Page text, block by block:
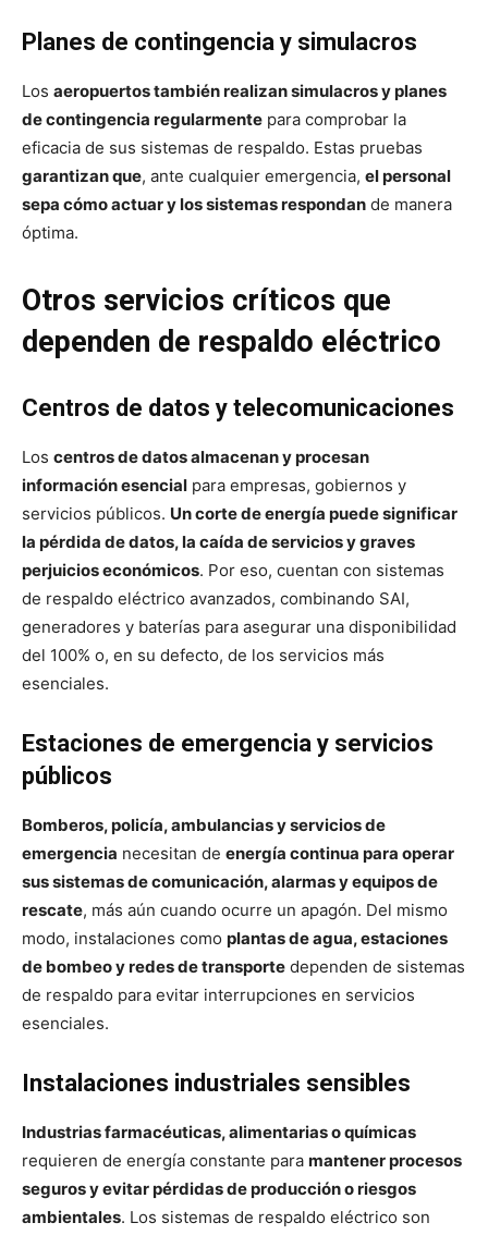
Planes de contingencia y simulacros
Los aeropuertos también realizan simulacros y planes
de contingencia regularmente para comprobar la
eficacia de sus sistemas de respaldo. Estas pruebas
garantizan que, ante cualquier emergencia, el personal
sepa cómo actuar y los sistemas respondan de manera
óptima.
Otros servicios críticos que
dependen de respaldo eléctrico
Centros de datos y telecomunicaciones
Los centros de datos almacenan y procesan
información esencial para empresas, gobiernos y
servicios públicos. Un corte de energía puede significar
la pérdida de datos, la caída de servicios y graves
perjuicios económicos. Por eso, cuentan con sistemas
de respaldo eléctrico avanzados, combinando SAI,
generadores y baterías para asegurar una disponibilidad
del 100% o, en su defecto, de los servicios más
esenciales.
Estaciones de emergencia y servicios
públicos
Bomberos, policía, ambulancias y servicios de
emergencia necesitan de energía continua para operar
sus sistemas de comunicación, alarmas y equipos de
rescate, más aún cuando ocurre un apagón. Del mismo
modo, instalaciones como plantas de agua, estaciones
de bombeo y redes de transporte dependen de sistemas
de respaldo para evitar interrupciones en servicios
esenciales.
Instalaciones industriales sensibles
Industrias farmacéuticas, alimentarias o químicas
requieren de energía constante para mantener procesos
seguros y evitar pérdidas de producción o riesgos
ambientales. Los sistemas de respaldo eléctrico son